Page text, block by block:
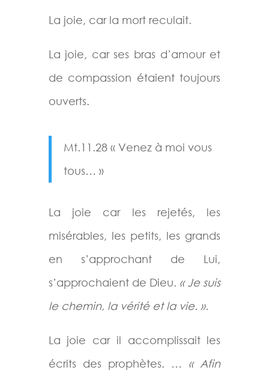
La joie, car la mort reculait.
La joie, car ses bras d’amour et
de compassion étaient toujours
ouverts.
Mt.11.28 « Venez à moi vous
tous… »
La joie car les rejetés, les
misérables, les petits, les grands
en s’approchant de Lui,
s’approchaient de Dieu. « Je suis
le chemin, la vérité et la vie. ».
La joie car il accomplissait les
écrits des prophètes. … « Afin